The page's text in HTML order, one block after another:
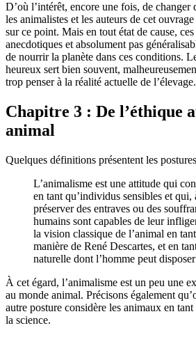
D’où l’intérêt, encore une fois, de changer
les animalistes et les auteurs de cet
sur ce point. Mais en tout état de cause,
anecdotiques et absolument pas
de nourrir la planète dans ces conditions.
heureux sert bien souvent,
trop penser à la réalité actuelle de l’élevage.
Chapitre 3 : De l’éthique
animal
Quelques définitions présentent les
L’animalisme est une attitude qui
en tant qu’individus sensibles et qui,
préserver des entraves ou des
humains sont capables de leur
la vision classique de l’animal en
manière de René Descartes, et en
naturelle dont l’homme peut
À cet égard, l’animalisme est un peu une
au monde animal. Précisons également
autre posture considère les animaux en
la science.